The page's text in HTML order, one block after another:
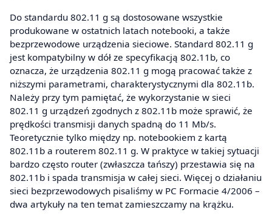
Do standardu 802.11 g są dostosowane wszystkie
produkowane w ostatnich latach notebooki, a także
bezprzewodowe urządzenia sieciowe. Standard 802.11 g
jest kompatybilny w dół ze specyfikacją 802.11b, co
oznacza, że urządzenia 802.11 g mogą pracować także z
niższymi parametrami, charakterystycznymi dla 802.11b.
Należy przy tym pamiętać, że wykorzystanie w sieci
802.11 g urządzeń zgodnych z 802.11b może sprawić, że
prędkości transmisji danych spadną do 11 Mb/s.
Teoretycznie tylko między np. notebookiem z kartą
802.11b a routerem 802.11 g. W praktyce w takiej sytuacji
bardzo często router (zwłaszcza tańszy) przestawia się na
802.11b i spada transmisja w całej sieci. Więcej o działaniu
sieci bezprzewodowych pisaliśmy w PC Formacie 4/2006 –
dwa artykuły na ten temat zamieszczamy na krążku.